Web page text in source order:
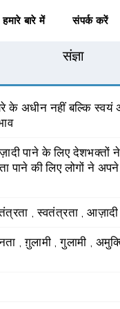
हमारे बारे में संपर्क करें
संज्ञा
के अधीन नहीं बल्कि स्वयं
पाने के लिए देशभक्तों ने
पाने की लिए लोगों ने अपने
,स्वतंत्रता ,आज़ादी
,ग़ुलामी ,गुलामी ,